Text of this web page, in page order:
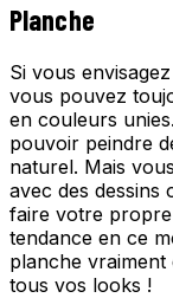
Planche
Si vous
vous pouvez
en couleurs
pouvoir peindre
naturel. Mais
avec des dessins
faire votre
tendance en ce
planche
tous vos looks !